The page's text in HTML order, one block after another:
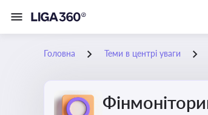
Головна Теми в центрі уваги